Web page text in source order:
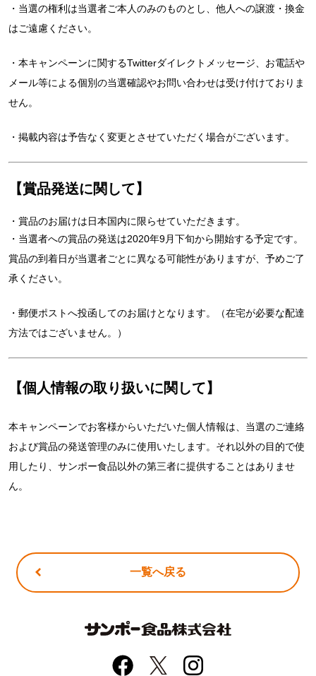
・当選の権利は当選者ご本人のみのものとし、他人への譲渡・換金
はご遠慮ください。
・本キャンペーンに関するTwitterダイレクトメッセージ、お電話や
メール等による個別の当選確認やお問い合わせは受け付けておりま
せん。
・掲載内容は予告なく変更とさせていただく場合がございます。
【賞品発送に関して】
・賞品のお届けは日本国内に限らせていただきます。
・当選者への賞品の発送は2020年9月下旬から開始する予定です。
賞品の到着日が当選者ごとに異なる可能性がありますが、予めご了
承ください。
・郵便ポストへ投函してのお届けとなります。（在宅が必要な配達
方法ではございません。）
【個人情報の取り扱いに関して】
本キャンペーンでお客様からいただいた個人情報は、当選のご連絡
および賞品の発送管理のみに使用いたします。それ以外の目的で使
用したり、サンポー食品以外の第三者に提供することはありませ
ん。
一覧へ戻る